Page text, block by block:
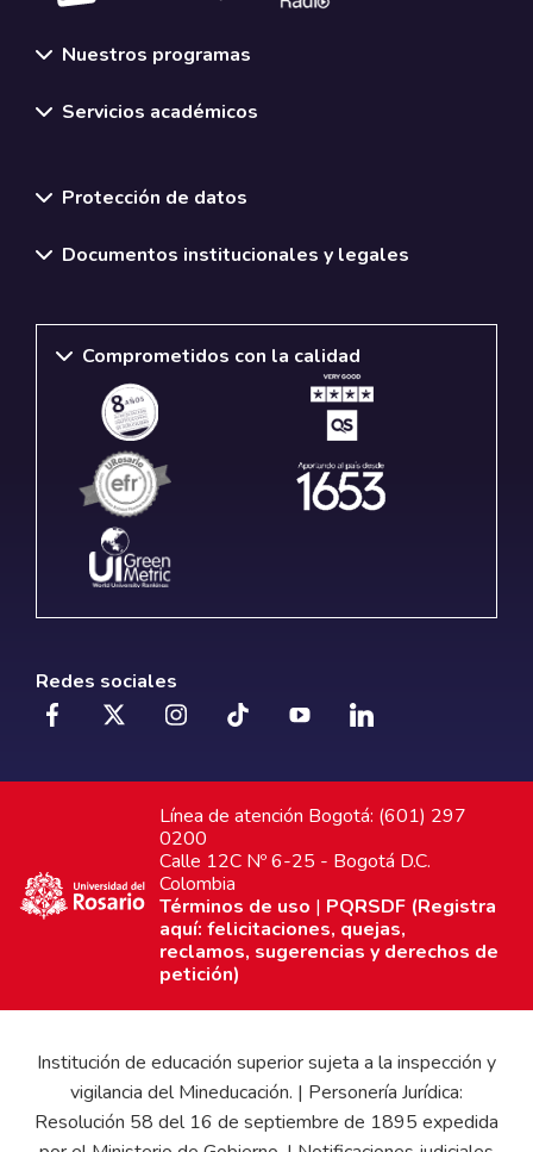
Nuestros programas
Servicios académicos
Protección de datos
Documentos institucionales y legales
Comprometidos con la calidad
Redes sociales
Línea de atención Bogotá: (601) 297
0200
Calle 12C Nº 6-25 - Bogotá D.C.
Colombia
Términos de uso | PQRSDF (Registra
aquí: felicitaciones, quejas,
reclamos, sugerencias y derechos de
petición)
Institución de educación superior sujeta a la inspección y
vigilancia del Mineducación. | Personería Jurídica:
Resolución 58 del 16 de septiembre de 1895 expedida